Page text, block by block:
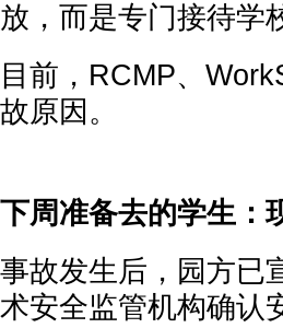
放，而是专门接待学
目前，RCMP、
故原因。
下周准备去的学生：
事故发生后，园方已
术安全监管机构确认